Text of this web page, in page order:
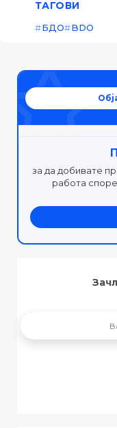
ТАГОВИ
БДО BDO
за да добивате
работа